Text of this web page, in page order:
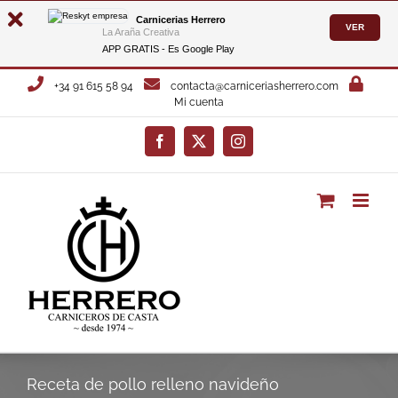
Carnicerias Herrero
La Araña Creativa
APP GRATIS - Es Google Play
VER
Saltar
+34 91 615 58 94
contacta@carniceriasherrero.com
Mi cuenta
Facebook
X Instagram
Receta de pollo relleno navideño